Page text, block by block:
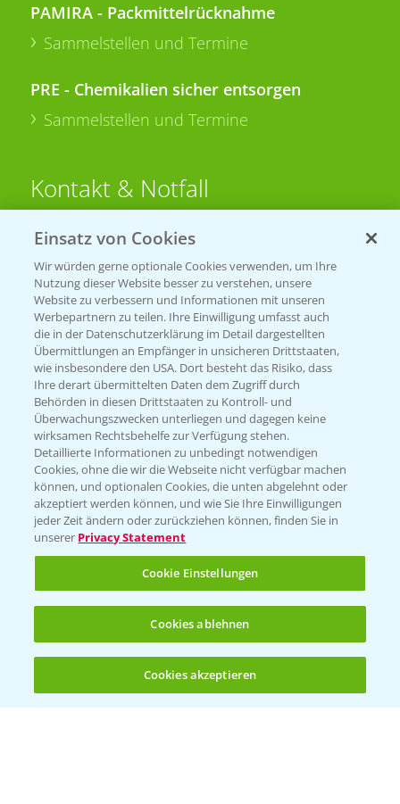
(noch 4)
PAMIRA - Packmittelrücknahme
Sammelstellen und Termine
PRE - Chemikalien sicher entsorgen
Sammelstellen und Termine
Kontakt & Notfall
Beratung auf WhatsApp
T.+49 (0)174 346 564 1
KONTAKT
Hilfe in Notfällen
T.+49 (0)214/30-20220
Folgen Sie uns
Allgemeine Nutzungsbedingungen
Datenschutzerklärung
Einsatz von Cookies
Wir würden gerne optionale Cookies verwenden, um Ihre
Nutzung dieser Website besser zu verstehen, unsere
Website zu verbessern und Informationen mit unseren
Werbepartnern zu teilen. Ihre Einwilligung umfasst auch
die in der Datenschutzerklärung im Detail dargestellten
Übermittlungen an Empfänger in unsicheren Drittstaaten,
wie insbesondere den USA. Dort besteht das Risiko, dass
Ihre derart übermittelten Daten dem Zugriff durch
Behörden in diesen Drittstaaten zu Kontroll- und
Überwachungszwecken unterliegen und dagegen keine
wirksamen Rechtsbehelfe zur Verfügung stehen.
Detaillierte Informationen zu unbedingt notwendigen
Cookies, ohne die wir die Webseite nicht verfügbar machen
können, und optionalen Cookies, die unten abgelehnt oder
akzeptiert werden können, und wie Sie Ihre Einwilligungen
jeder Zeit ändern oder zurückziehen können, finden Sie in
unserer Privacy Statement
Cookie Einstellungen
Cookies ablehnen
Cookies akzeptieren